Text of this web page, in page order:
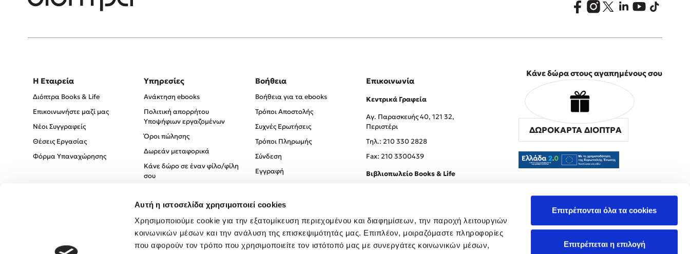
Αυτή η ιστοσελίδα χρησιμοποιεί cookies
Χρησιμοποιούμε cookie για την εξατομίκευση περιεχομένου και διαφημίσεων, την παροχή λειτουργιών
κοινωνικών μέσων και την ανάλυση της επισκεψιμότητάς μας. Επιπλέον, μοιραζόμαστε πληροφορίες
που αφορούν τον τρόπο που χρησιμοποιείτε τον ιστότοπό μας με συνεργάτες κοινωνικών μέσων,
Επιτρέπονται όλα τα cookies
Επιτρέπεται η επιλογή
Η Εταιρεία
Διόπτρα Books & Life
Επικοινωνήστε μαζί μας
Νέοι Συγγραφείς
Θέσεις Εργασίας
Φόρμα Υπαναχώρησης
Υπηρεσίες
Ανάκτηση ebooks
Πολιτική απορρήτου
Υποψήφιων εργαζομένων
Όροι πώλησης
Δωρεάν μεταφορικά
Κάνε δώρο σε έναν φίλο/φίλη
σου
Πολιτική Απορρήτου
Όροι χρήσης
Βοήθεια
Βοήθεια για τα ebooks
Τρόποι Αποστολής
Συχνές Ερωτήσεις
Τρόποι Πληρωμής
Σύνδεση
Εγγραφή
Επικοινωνία
Κεντρικά Γραφεία
Αγ. Παρασκευής 40, 121 32,
Περιστέρι
Tηλ.: 210 330 2828
Fax: 210 3300439
Βιβλιοπωλείο Books & Life
Κάνε δώρα στους αγαπημένους σου
ΔΩΡΟΚΑΡΤΑ ΔΙΟΠΤΡΑ